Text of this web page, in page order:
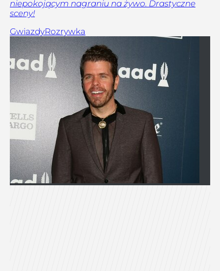
niepokojącym nagraniu na żywo. Drastyczne
sceny!
GwiazdyRozrywka